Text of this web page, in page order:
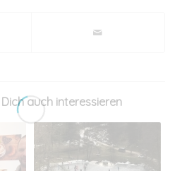
auch interessieren